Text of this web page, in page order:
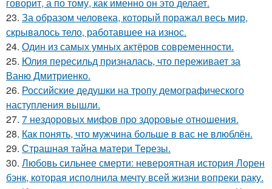
23. За образом человека, который поражал весь мир,
скрывалось тело, работавшее на износ.
24. Один из самых умных актёров современности.
25. Юлия пересильд призналась, что переживает за
Ваню Дмитриенко.
26. Российские дедушки на тропу демографического
наступления вышли.
27. 7 нездоровых мифов про здоровые отношения.
28. Как понять, что мужчина больше в вас не влюблён.
29. Страшная тайна матери Терезы.
30. Любовь сильнее смерти: невероятная история Лорен
бэнк, которая исполнила мечту всей жизни вопреки раку.